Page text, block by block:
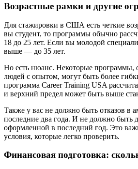
Возрастные рамки и другие
Для стажировки в США есть четкие
вы студент, то программы обычно
18 до 25 лет. Если вы молодой
выше — до 35 лет.
Но есть нюанс. Некоторые программы,
людей с опытом, могут быть более
программа Career Training USA
и верхний предел может быть выше
Также у вас не должно быть отказов в
последние два года. И не должно быть
оформленной в последний год. Это
условия, которые легко проверить.
Финансовая подготовка: